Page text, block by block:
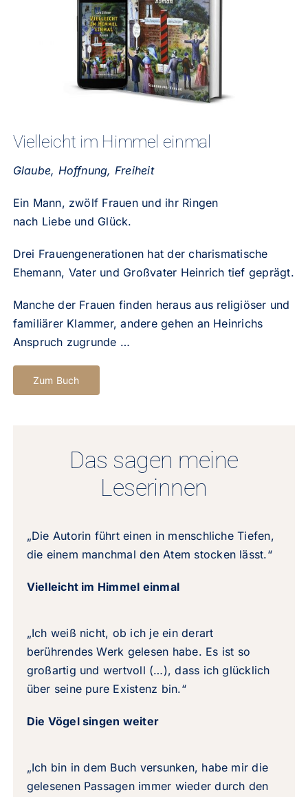
Vielleicht im Himmel einmal
Glaube, Hoffnung, Freiheit
Ein Mann, zwölf Frauen und ihr Ringen
nach Liebe und Glück.
Drei Frauengenerationen hat der charismatische
Ehemann, Vater und Großvater Heinrich tief geprägt.
Manche der Frauen finden heraus aus religiöser und
familiärer Klammer, andere gehen an Heinrichs
Anspruch zugrunde …
Zum Buch
Das sagen meine
Leserinnen
„Die Autorin führt einen in menschliche Tiefen,
die einem manchmal den Atem stocken lässt.“
Vielleicht im Himmel einmal
„Ich weiß nicht, ob ich je ein derart
berührendes Werk gelesen habe. Es ist so
großartig und wertvoll (…), dass ich glücklich
über seine pure Existenz bin.“
Die Vögel singen weiter
„Ich bin in dem Buch versunken, habe mir die
gelesenen Passagen immer wieder durch den